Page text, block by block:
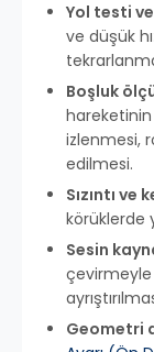
Yol testi
ve düşük
Boşluk
izlenmesi,
edilmesi.
Sızıntı ve
körüklerde
Sesin
çevirmeyle
Geometri